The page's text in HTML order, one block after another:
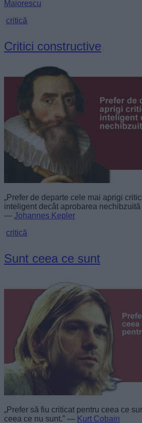
Maiorescu
critică
Critici constructive
„Prefer de departe cele mai aprigi
inteligent decât aprobarea nechibzuită
— Johannes Kepler
critică
Sunt ceea ce sunt
„Prefer să fiu criticat pentru ceea ce
ceea ce nu sunt.” — Kurt Cobain